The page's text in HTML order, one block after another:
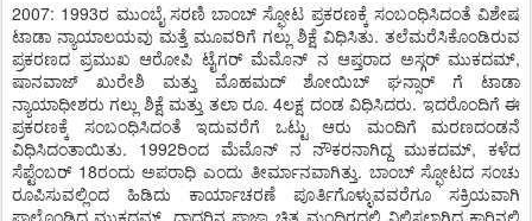
2007: 1993ರ ಮುಂಬೈ ಸರಣಿ ಬಾಂಬ್ ಸ್ಫೋಟ ಪ್ರಕರಣಕ್ಕೆ ಸಂಬಂಧಿಸಿದಂತೆ ವಿಶೇಷ
ಟಾಡಾ ನ್ಯಾಯಾಲಯವು ಮತ್ತೆ ಮೂವರಿಗೆ ಗಲ್ಲು ಶಿಕ್ಷೆ ವಿಧಿಸಿತು. ತಲೆಮರೆಸಿಕೊಂಡಿರುವ
ಪ್ರಕರಣದ ಪ್ರಮುಖ ಆರೋಪಿ ಟೈಗರ್ ಮೆಮೊನ್ ನ ಆಪ್ತರಾದ ಅಸ್ಗರ್ ಮುಕದಮ್,
ಷಾನವಾಜ್ ಖುರೇಶಿ ಮತ್ತು ಮೊಹಮದ್ ಶೋಯಿಬ್ ಘನ್ಸಾರ್ ಗೆ ಟಾಡಾ
ನ್ಯಾಯಾಧೀಶರು ಗಲ್ಲು ಶಿಕ್ಷೆ ಮತ್ತು ತಲಾ ರೂ. 4ಲಕ್ಷ ದಂಡ ವಿಧಿಸಿದರು. ಇದರೊಂದಿಗೆ ಈ
ಪ್ರಕರಣಕ್ಕೆ ಸಂಬಂಧಿಸಿದಂತೆ ಇದುವರೆಗೆ ಒಟ್ಟು ಆರು ಮಂದಿಗೆ ಮರಣದಂಡನೆ
ವಿಧಿಸಿದಂತಾಯಿತು. 1992ರಿಂದ ಮೆಮೊನ್ ನ ನೌಕರನಾಗಿದ್ದ ಮುಕದಮ್, ಕಳೆದ
ಸೆಪ್ಟೆಂಬರ್ 18ರಂದು ಅಪರಾಧಿ ಎಂದು ತೀರ್ಮಾನವಾಗಿತ್ತು. ಬಾಂಬ್ ಸ್ಫೋಟದ ಸಂಚು
ರೂಪಿಸುವಲ್ಲಿಂದ ಹಿಡಿದು ಕಾರ್ಯಾಚರಣೆ ಪೂರ್ತಿಗೊಳ್ಳುವವರೆಗೂ ಸಕ್ರಿಯವಾಗಿ
ಪಾಲ್ಗೊಂಡಿದ್ದ ಮುಕದಮ್, ದಾದರಿನ ಪ್ಲಾಜಾ ಚಿತ್ರ ಮಂದಿರದಲ್ಲಿ ನಿಲ್ಲಿಸಲಾಗಿದ್ದ ಕಾರಿನಲ್ಲಿ